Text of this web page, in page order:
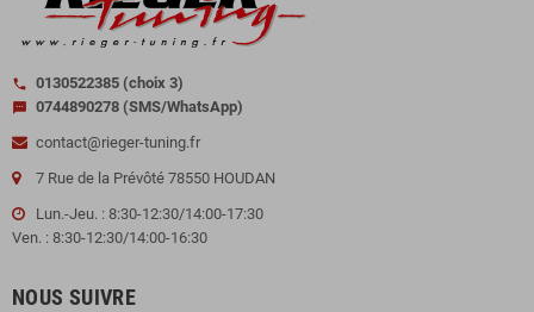
call 0130522385 (choix 3)
sms
0744890278 (SMS/WhatsApp)
contact@rieger-tuning.fr
7 Rue de la Prévôté 78550 HOUDAN
Lun.-Jeu. : 8:30-12:30/14:00-17:30
Ven. : 8:30-12:30/14:00-16:30
NOUS SUIVRE